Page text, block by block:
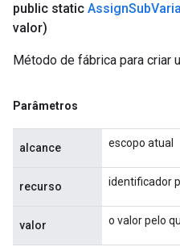
public static AssignSub
valor)
Método de fábrica para criar
Parâmetros
alcance escopo atual
recurso identificador
valor o valor pelo